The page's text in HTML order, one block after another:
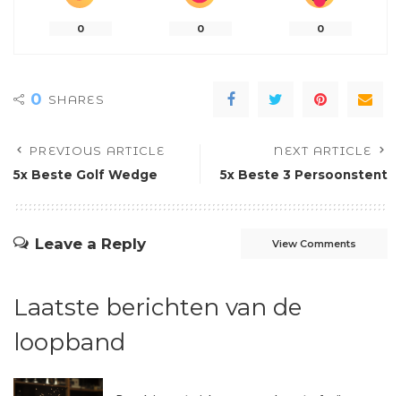
0 0 0
0 SHARES
PREVIOUS ARTICLE
5x Beste Golf Wedge
NEXT ARTICLE
5x Beste 3 Persoonstent
Leave a Reply View Comments
Laatste berichten van de
loopband